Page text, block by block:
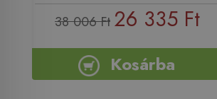
38 006 Ft 26 335 Ft
Kosárba